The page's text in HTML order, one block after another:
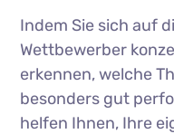
Indem Sie sich auf
Wettbewerber
erkennen, welche
besonders gut
helfen Ihnen, Ihre